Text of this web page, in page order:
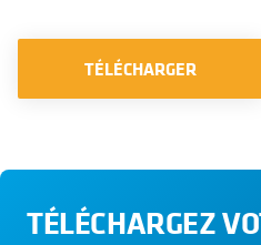
TÉLÉCHARGER
TÉLÉCHARGEZ